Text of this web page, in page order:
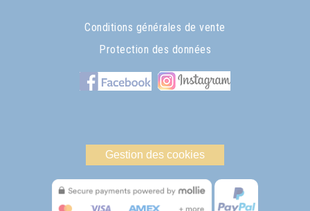
Conditions générales de vente
Protection des données
Gestion des cookies